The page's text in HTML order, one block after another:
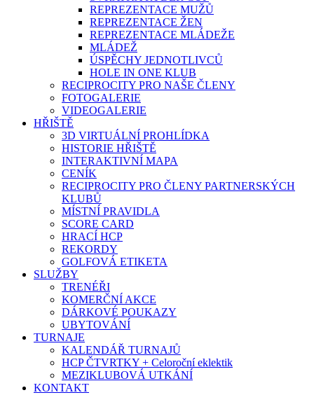
REPREZENTACE MUŽŮ
REPREZENTACE ŽEN
REPREZENTACE MLÁDEŽE
MLÁDEŽ
ÚSPĚCHY JEDNOTLIVCŮ
HOLE IN ONE KLUB
RECIPROCITY PRO NAŠE ČLENY
FOTOGALERIE
VIDEOGALERIE
HŘIŠTĚ
3D VIRTUÁLNÍ PROHLÍDKA
HISTORIE HŘIŠTĚ
INTERAKTIVNÍ MAPA
CENÍK
RECIPROCITY PRO ČLENY PARTNERSKÝCH
KLUBŮ
MÍSTNÍ PRAVIDLA
SCORE CARD
HRACÍ HCP
REKORDY
GOLFOVÁ ETIKETA
SLUŽBY
TRENÉŘI
KOMERČNÍ AKCE
DÁRKOVÉ POUKAZY
UBYTOVÁNÍ
TURNAJE
KALENDÁŘ TURNAJŮ
HCP ČTVRTKY + Celoroční eklektik
MEZIKLUBOVÁ UTKÁNÍ
KONTAKT